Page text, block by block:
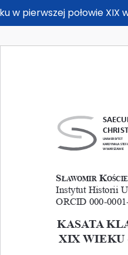
w pierwszej połowie